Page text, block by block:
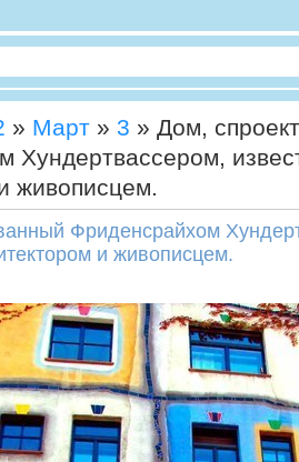
» Март » 3 » Дом,
Хундертвассером,
живописцем.
Фриденсрайхом
и живописцем.